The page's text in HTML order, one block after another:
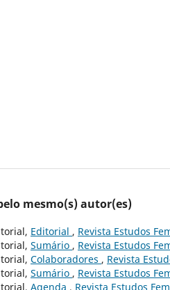
mesmo(s) autor(es)
Editorial , Revista Estudos
Sumário , Revista Estudos
Colaboradores , Revista
Sumário , Revista Estudos
Agenda , Revista Estudos